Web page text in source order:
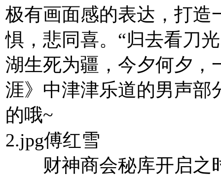
极有画面感的表达，打造
惧，悲同喜。“归去看刀
湖生死为疆，今夕何夕，
涯》中津津乐道的男声部
的哦~
2.jpg傅红雪
财神商会秘库开启之